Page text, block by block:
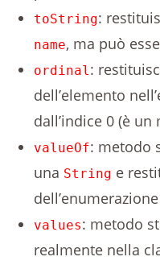
toString:
name, ma può
ordinal:
dell’elemento
dall’indice 0 (è
valueOf: metodo
una String e
values: metodo
realmente nella